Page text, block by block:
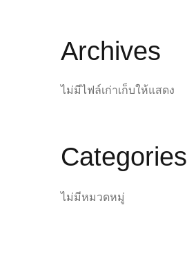
Archives
ไม่มีไฟล์เก่าเก็บให้แสดง
Categories
ไม่มีหมวดหมู่